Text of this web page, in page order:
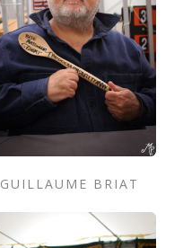
GUILLAUME BRIAT